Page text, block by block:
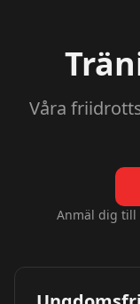
Våra
Anmäl dig till